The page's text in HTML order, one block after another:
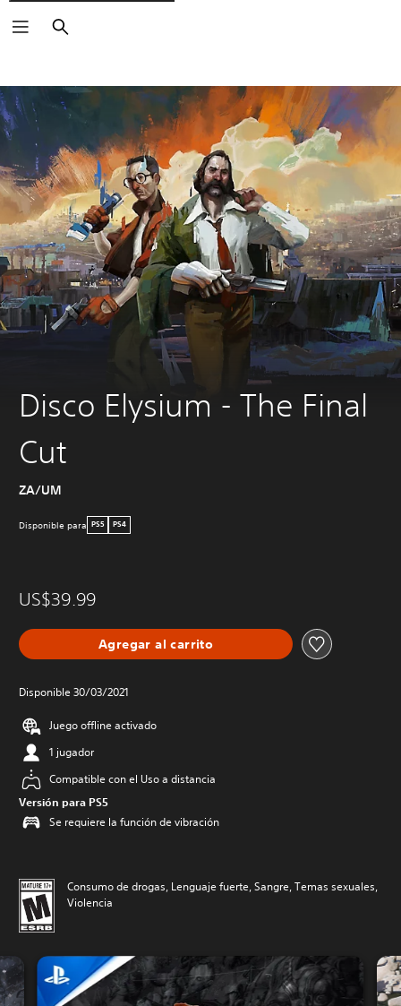
Buscar
Disco Elysium - The Final
Cut
ZA/UM
Disponible para PS5 PS4
US$39.99
Agregar al carrito
Disponible 30/03/2021
Juego offline activado
1 jugador
Compatible con el Uso a distancia
Versión para PS5
Se requiere la función de vibración
Consumo de drogas, Lenguaje fuerte, Sangre, Temas sexuales,
Violencia